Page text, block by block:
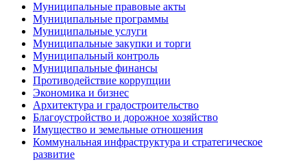
Муниципальные правовые акты
Муниципальные программы
Муниципальные услуги
Муниципальные закупки и торги
Муниципальный контроль
Муниципальные финансы
Противодействие коррупции
Экономика и бизнес
Архитектура и градостроительство
Благоустройство и дорожное хозяйство
Имущество и земельные отношения
Коммунальная инфраструктура и стратегическое
развитие